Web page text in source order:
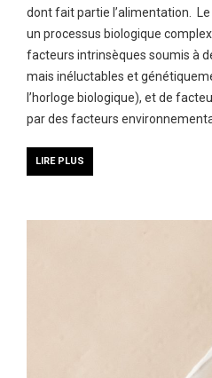
dont fait partie l’alimentation.
un processus biologique
facteurs intrinsèques soumis à
mais inéluctables et
l’horloge biologique), et de
par des facteurs
LIRE PLUS